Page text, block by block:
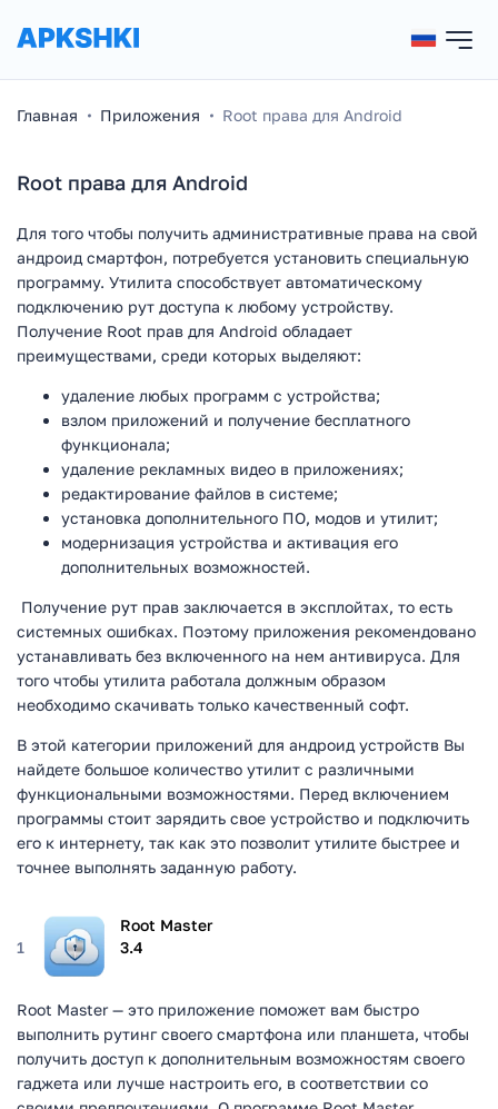
Главная Приложения Root права для Android
Root права для Android
Для того чтобы получить административные права на свой
андроид смартфон, потребуется установить специальную
программу. Утилита способствует автоматическому
подключению рут доступа к любому устройству.
Получение Root прав для Android обладает
преимуществами, среди которых выделяют:
удаление любых программ с устройства;
взлом приложений и получение бесплатного
функционала;
удаление рекламных видео в приложениях;
редактирование файлов в системе;
установка дополнительного ПО, модов и утилит;
модернизация устройства и активация его
дополнительных возможностей.
Получение рут прав заключается в эксплойтах, то есть
системных ошибках. Поэтому приложения рекомендовано
устанавливать без включенного на нем антивируса. Для
того чтобы утилита работала должным образом
необходимо скачивать только качественный софт.
В этой категории приложений для андроид устройств Вы
найдете большое количество утилит с различными
функциональными возможностями. Перед включением
программы стоит зарядить свое устройство и подключить
его к интернету, так как это позволит утилите быстрее и
точнее выполнять заданную работу.
1
Root Master
3.4
Root Master — это приложение поможет вам быстро
выполнить рутинг своего смартфона или планшета, чтобы
получить доступ к дополнительным возможностям своего
гаджета или лучше настроить его, в соответствии со